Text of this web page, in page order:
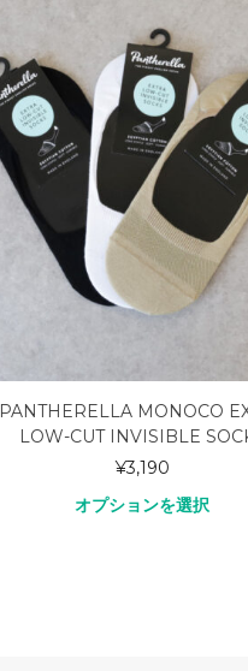
PANTHERELLA MONOCO
LOW-CUT INVISIBLE
¥3,190
オプションを選択